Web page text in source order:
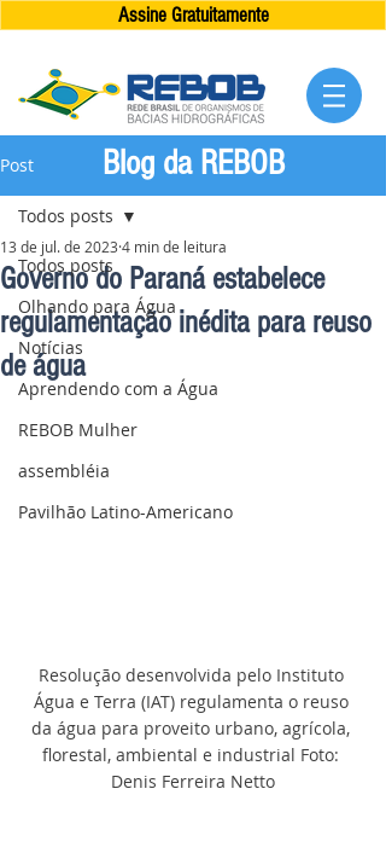
Assine Gratuitamente
Post
Todos posts
Olhando para Água
Notícias
Aprendendo com a Água
REBOB Mulher
assembléia
Pavilhão Latino-Americano
Todos posts
Governo do Paraná estabelece
regulamentação inédita para reuso
de água
13 de jul. de 2023 4 min de leitura
Resolução desenvolvida pelo Instituto
Água e Terra (IAT) regulamenta o reuso
da água para proveito urbano, agrícola,
florestal, ambiental e industrial Foto:
Denis Ferreira Netto
Blog da REBOB